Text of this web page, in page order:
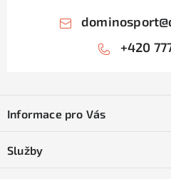
dominosport@
+420
pInformace pro Vás
Služby